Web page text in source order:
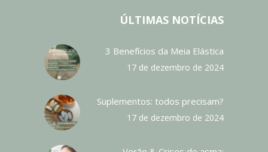
ÚLTIMAS NOTÍCIAS
3 Benefícios da Meia Elástica
17 de dezembro de 2024
Suplementos: todos precisam?
17 de dezembro de 2024